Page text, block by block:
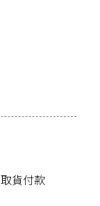
貨付款